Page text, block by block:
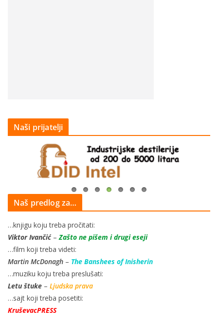
Naši prijatelji
Naš predlog za…
…knjigu koju treba pročitati:
Viktor Ivančić–Zašto ne pišem i drugi eseji
…film koji treba videti:
Martin McDonagh – The Banshees of Inisherin
…muziku koju treba preslušati:
Letu štuke – Ljudska prava
…sajt koji treba posetiti:
KruševacPRESS